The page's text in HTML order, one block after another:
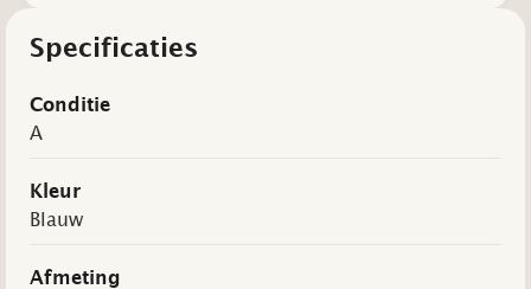
Specificaties
Conditie
A
Kleur
Blauw
Afmeting